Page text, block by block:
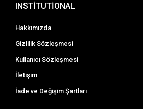
INSTİTUTİONAL
Hakkımızda
Gizlilik Sözleşmesi
Kullanıcı Sözleşmesi
İletişim
İade ve Değişim Şartları